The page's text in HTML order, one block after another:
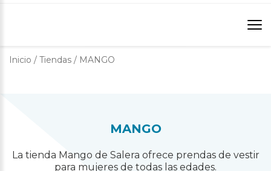
Inicio / Tiendas / MANGO
MANGO
La tienda Mango de Salera ofrece prendas de vestir
para mujeres de todas las edades.